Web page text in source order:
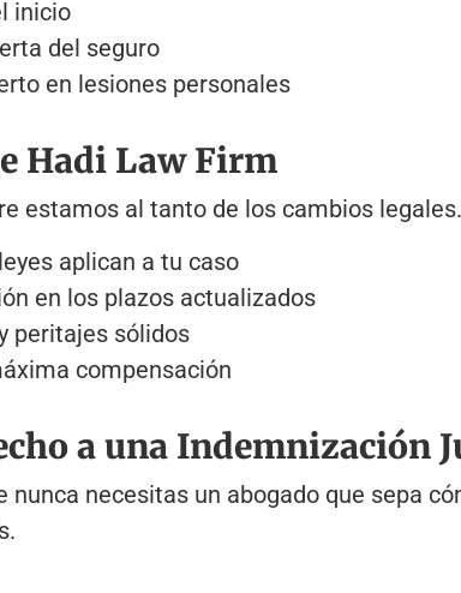
inicio
del seguro
en lesiones personales
Hadi Law Firm
estamos al tanto de los cambios
aplican a tu caso
en los plazos actualizados
peritajes sólidos
compensación
a una Indemnización
nunca necesitas un abogado que sepa